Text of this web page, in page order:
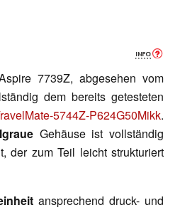
7739Z, abgesehen vom
dem bereits getesteten
5744Z-P624G50Mikk.
Gehäuse ist vollständig
der zum Teil leicht strukturiert
ansprechend druck- und